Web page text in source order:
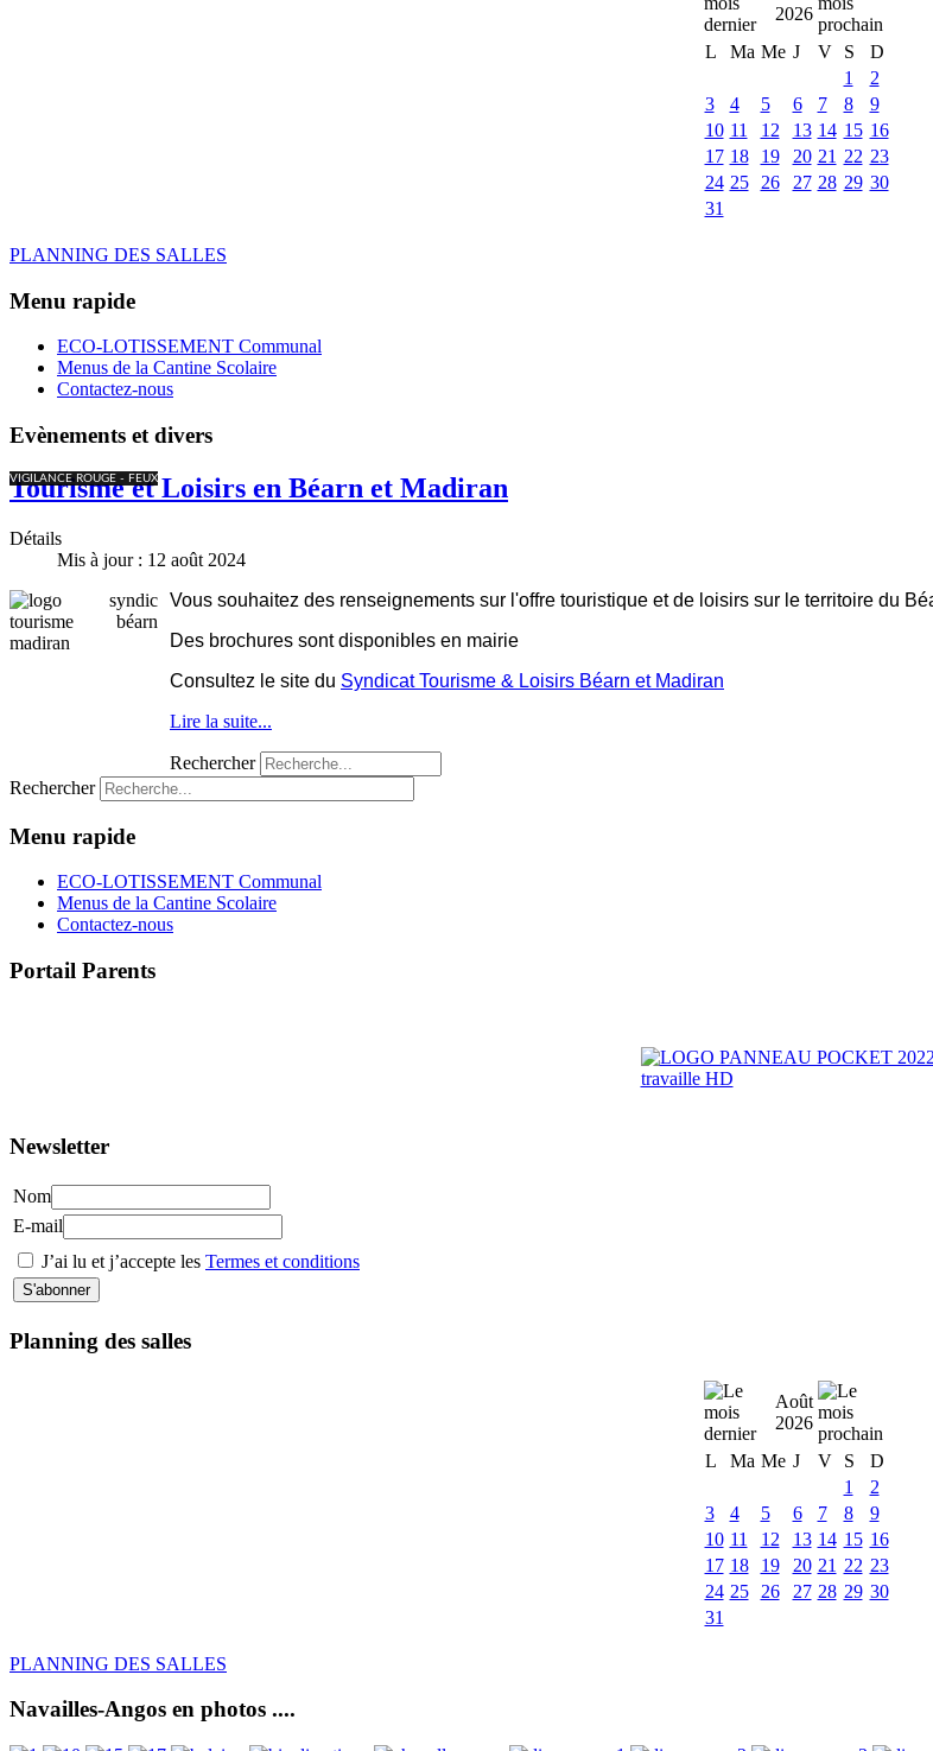
2026
L
Ma Me J V S
D
1
2
3
4 5 6 7 8
9
10 11 12 13 14 15 16
17 18 19 20 21 22 23
24 25 26 27 28 29 30
31
PLANNING DES SALLES
Menu rapide
ECO-LOTISSEMENT Communal
Menus de la Cantine Scolaire
Contactez-nous
Evènements et divers
VIGILANCE ROUGE - FEUX
Tourisme et Loisirs en Béarn et Madiran
Détails
Mis à jour : 12 août 2024
Vous souhaitez des renseignements sur l'offre touristique et de loisirs sur le territoire du
Des brochures sont disponibles en mairie
Consultez le site du Syndicat Tourisme & Loisirs Béarn et Madiran
Lire la suite...
Rechercher
Rechercher
Menu rapide
ECO-LOTISSEMENT Communal
Menus de la Cantine Scolaire
Contactez-nous
Portail Parents
Newsletter
Nom
E-mail
J’ai lu et j’accepte les Termes et conditions
Planning des salles
Août
2026
L
Ma Me J V S
D
1
2
3
4 5 6 7 8
9
10 11 12 13 14 15 16
17 18 19 20 21 22 23
24 25 26 27 28 29 30
31
PLANNING DES SALLES
Navailles-Angos en photos ....